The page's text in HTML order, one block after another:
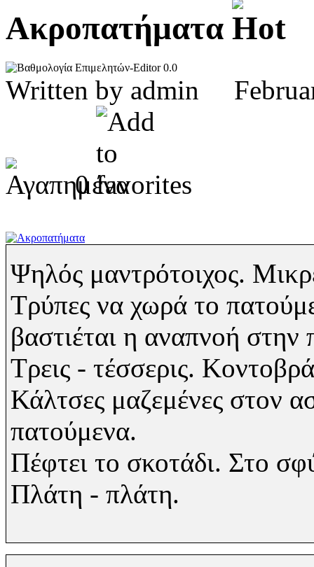
Ακροπατήματα
0.0
Written by admin
0
Ψηλός μαντρότοιχος.
Τρύπες να χωρά το
βαστιέται η αναπνοή στην
Τρεις - τέσσερις.
Κάλτσες μαζεμένες στον
πατούμενα.
Πέφτει το σκοτάδι. Στο
Πλάτη - πλάτη.